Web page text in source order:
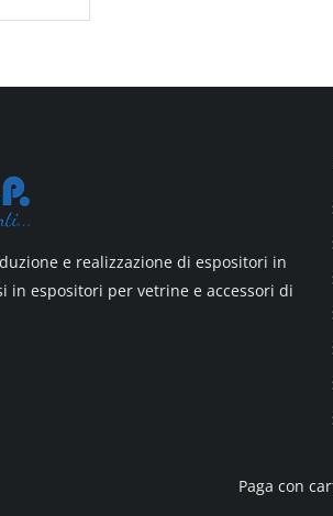
e realizzazione di espositori in
in espositori per vetrine e accessori di
Paga con